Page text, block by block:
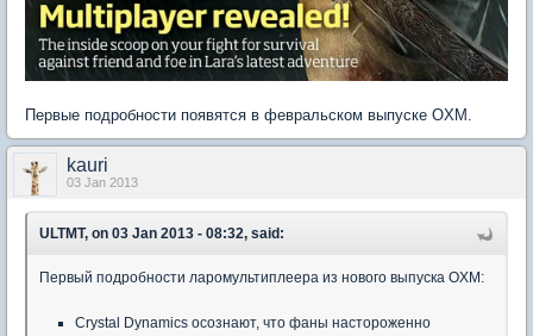
Первые подробности появятся в февральском выпуске OXM.
kauri
03 Jan 2013
ULTMT, on 03 Jan 2013 - 08:32, said:
Первый подробности ларомультиплеера из нового выпуска OXM:
Crystal Dynamics осознают, что фаны настороженно